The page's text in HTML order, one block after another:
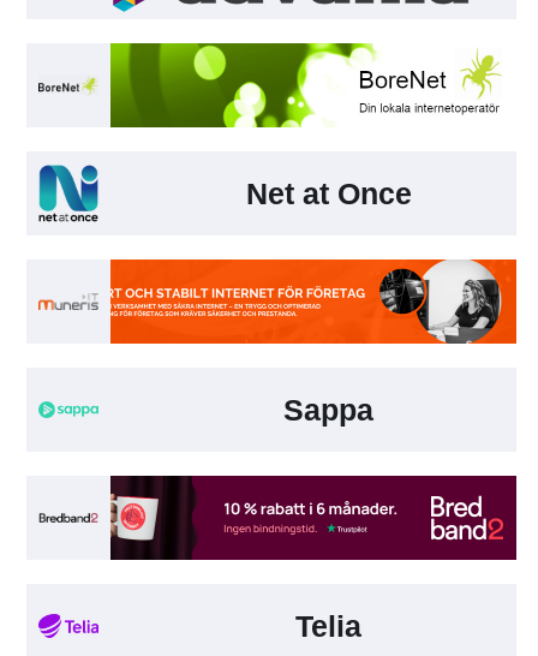
Net at Once
Sappa
Telia